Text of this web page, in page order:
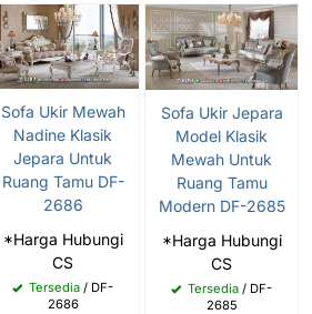
Sofa Ukir Mewah
Nadine Klasik
Jepara Untuk
Ruang Tamu DF-
2686
*Harga Hubungi
CS
Tersedia / DF-
2686
Sofa Ukir Jepara
Model Klasik
Mewah Untuk
Ruang Tamu
Modern DF-2685
*Harga Hubungi
CS
Tersedia / DF-
2685